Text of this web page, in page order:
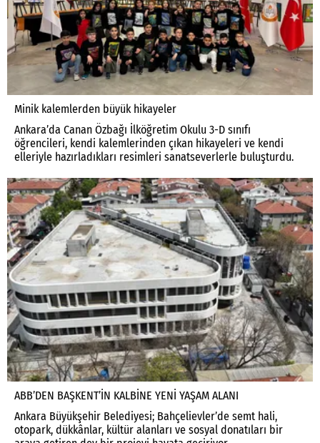
Minik kalemlerden büyük hikayeler
Ankara’da Canan Özbağı İlköğretim Okulu 3-D sınıfı
öğrencileri, kendi kalemlerinden çıkan hikayeleri ve kendi
elleriyle hazırladıkları resimleri sanatseverlerle buluşturdu.
ABB’DEN BAŞKENT’İN KALBİNE YENİ YAŞAM ALANI
Ankara Büyükşehir Belediyesi; Bahçelievler’de semt hali,
otopark, dükkânlar, kültür alanları ve sosyal donatıları bir